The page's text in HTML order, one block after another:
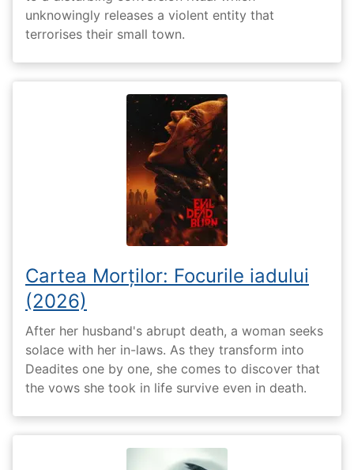
unknowingly releases a violent entity that
terrorises their small town.
Cartea Morților: Focurile iadului
(2026)
After her husband's abrupt death, a woman seeks
solace with her in-laws. As they transform into
Deadites one by one, she comes to discover that
the vows she took in life survive even in death.